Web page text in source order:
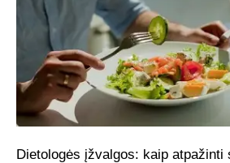
Dietologės įžvalgos: kaip atpažinti